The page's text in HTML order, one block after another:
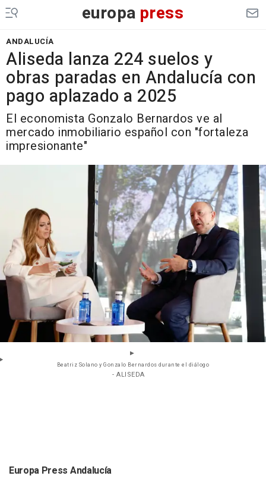
europa press
ANDALUCÍA
Aliseda lanza 224 suelos y
obras paradas en Andalucía con
pago aplazado a 2025
El economista Gonzalo Bernardos ve al
mercado inmobiliario español con "fortaleza
impresionante"
Beatriz Solano y Gonzalo Bernardos durante el diálogo
- ALISEDA
Europa Press Andalucía